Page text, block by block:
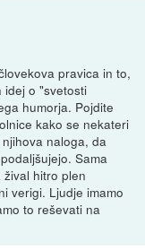
pravica in to,
idej o "svetosti
humorja. Pojdite
kako se nekateri
naloga, da
Sama
hitro plen
verigi. Ljudje imamo
to reševati na